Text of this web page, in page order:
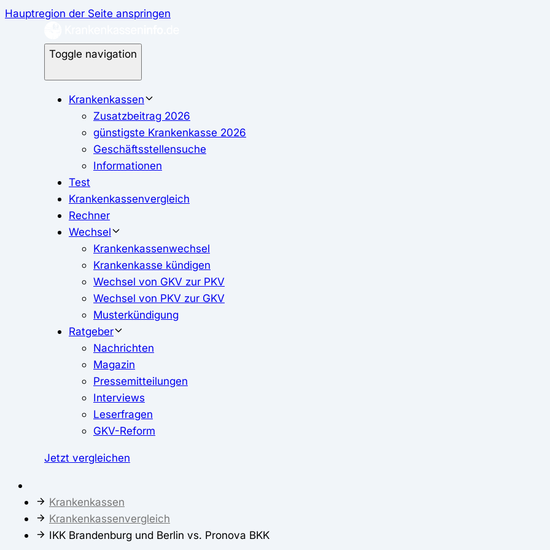
Hauptregion der Seite anspringen
Toggle navigation
Krankenkassen
Zusatzbeitrag 2026
günstigste Krankenkasse 2026
Geschäftsstellensuche
Informationen
Test
Krankenkassenvergleich
Rechner
Wechsel
Krankenkassenwechsel
Krankenkasse kündigen
Wechsel von GKV zur PKV
Wechsel von PKV zur GKV
Musterkündigung
Ratgeber
Nachrichten
Magazin
Pressemitteilungen
Interviews
Leserfragen
GKV-Reform
Jetzt vergleichen
Krankenkassen
Krankenkassenvergleich
IKK Brandenburg und Berlin vs. Pronova BKK